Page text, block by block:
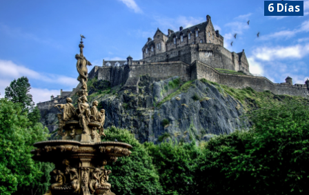
EUROPA
ASIA
ORIENTE
PROMOCIONES
6 Días